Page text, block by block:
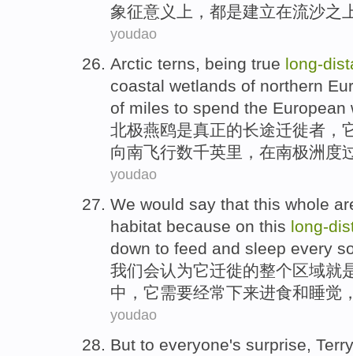
象征意义上， 都是建立在流沙之
youdao
Arctic terns, being true long-
coastal wetlands of northern
of miles to spend the European
北极燕鸥是真正的长途迁徙者 ，
向南飞行数千英里 ，在南极洲 度
youdao
We would say that this whole
habitat because on this long-
down to feed and sleep every
我们会认为它迁徙的整个区域就
中 ，它需要经常下来进食和睡觉
youdao
But to everyone's surprise Terry